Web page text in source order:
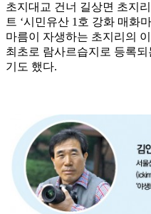
초지대교 건너 길상면 초지
트 ‘시민유산 1호 강화 매화
마름이 자생하는 초지리의
최초로 람사르습지로 등록
기도 했다.